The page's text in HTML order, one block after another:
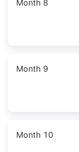
Month 8
Month 9
Month 10